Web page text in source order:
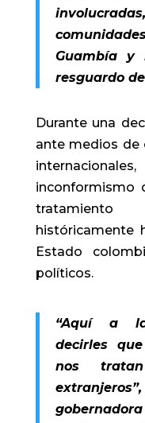
Guambía y
resguardo
Durante una
ante medios de
inconformismo
históricamente
Estado
políticos.
“Aquí a
decirles
nos